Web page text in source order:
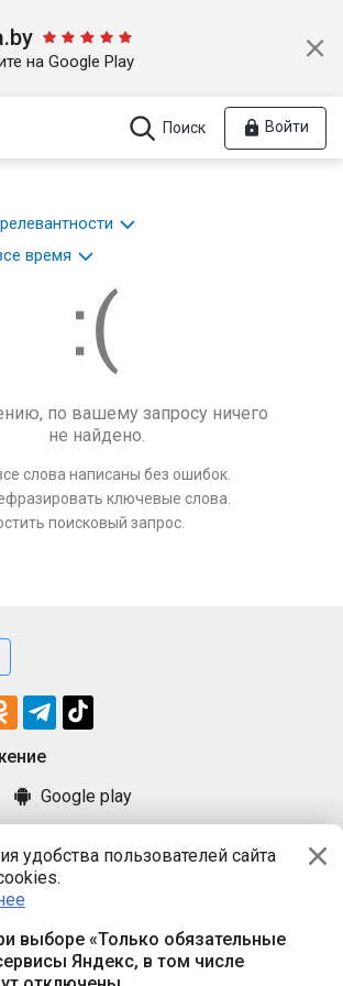
удобства пользователей сайта
выборе «Только обязательные
Яндекс, в том числе
на Google Play
Поиск Войти
время
по вашему запросу ничего
не найдено.
слова написаны без ошибок.
ключевые слова.
поисковый запрос.
Google play
предложений
ООО «ПРАЦА БАЙ»
220114, г. Минск, пр-т Независимости